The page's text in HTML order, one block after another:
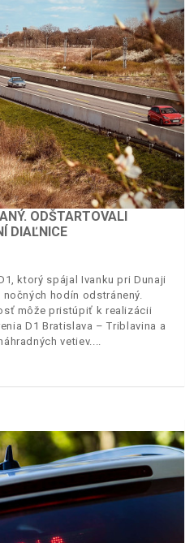
ODŠTARTOVALI
DIAĽNICE
ktorý spájal Ivanku pri Dunaji
hodín odstránený.
môže pristúpiť k realizácii
D1 Bratislava – Triblavina a
vetiev.